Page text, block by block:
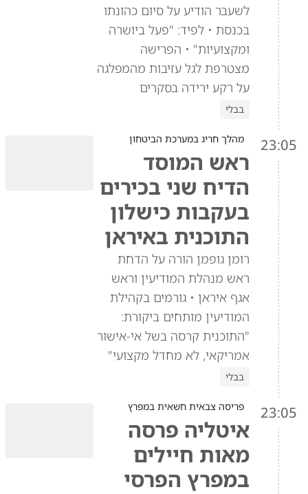
לשעבר הודיע על סיום כהונתו
בכנסת • לפיד: "פעל ביושרה
ומקצועיות" • הפרישה
מצטרפת לגל עזיבות מהמפלגה
על רקע ירידה בסקרים
בבלי
23:05 מהלך חריג במערכת הביטחון
ראש המוסד
הדיח שני בכירים
בעקבות כישלון
התוכנית באיראן
רומן גופמן הורה על הדחת
ראש מנהלת המודיעין וראש
אגף איראן • גורמים בקהילת
המודיעין מותחים ביקורת:
"התוכנית קרסה בשל אי-אישור
אמריקאי, לא מחדל מקצועי"
בבלי
23:05 פריסה צבאית חשאית במפרץ
איטליה פרסה
מאות חיילים
במפרץ הפרסי